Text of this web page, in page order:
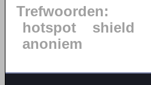
Trefwoorden:
hotspot
shield
anoniem